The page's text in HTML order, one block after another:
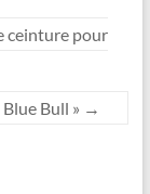
ceinture pour
Blue Bull » →